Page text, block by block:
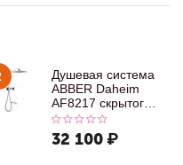
Душевая система
ABBER Daheim
AF8217 скрытого
монтажа с
изливом, хром
32 100 ₽